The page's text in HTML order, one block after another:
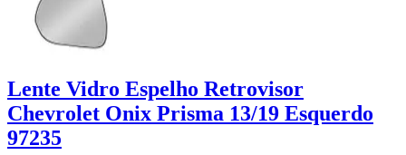
Lente Vidro Espelho Retrovisor
Chevrolet Onix Prisma 13/19 Esquerdo
97235